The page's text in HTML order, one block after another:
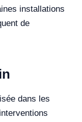
installations
de
dans les